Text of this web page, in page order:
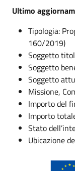
Ultimo
Tipologia:
160/2019)
Soggetto
Soggetto
Soggetto
Missione,
Importo del
Importo
Stato
Ubicazione